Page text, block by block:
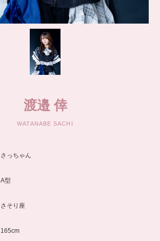
渡邉 倖
WATANABE SACHI
さっちゃん
A型
さそり座
165cm